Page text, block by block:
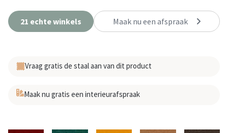
21 echte winkels Maak nu een afspraak
Vraag gratis de staal aan van dit product
Maak nu gratis een interieurafspraak